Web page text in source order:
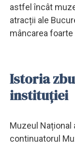
astfel încât
atracții ale
mâncarea
Istoria
instituției
Muzeul Național
continuatorul